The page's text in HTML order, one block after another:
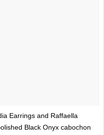
Earrings and Raffaella
Black Onyx cabochon